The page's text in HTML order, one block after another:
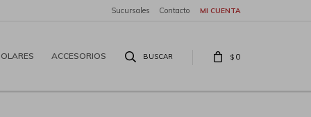
ACCESORIOS $ 0
Sucursales Contacto